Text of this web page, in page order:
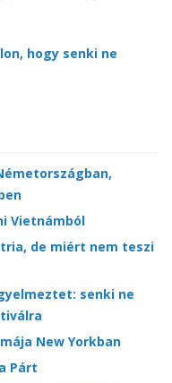
hogy senki ne
Vietnámból
de miért nem teszi
senki ne
New Yorkban
Párt